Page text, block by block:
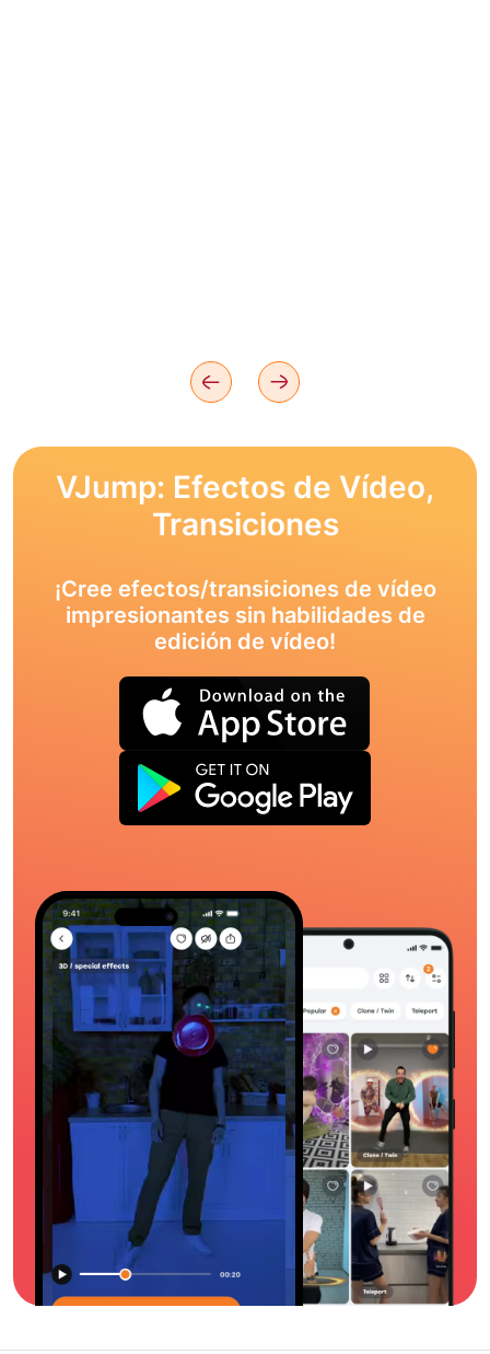
VJump: Efectos de Vídeo,
Transiciones
¡Cree efectos/transiciones de vídeo
impresionantes sin habilidades de
edición de vídeo!